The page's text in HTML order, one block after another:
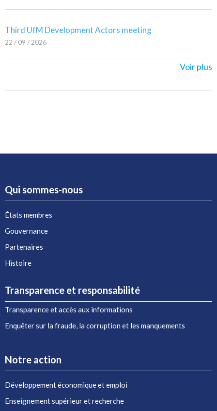
Third UfM Development Actors meeting
22 / 09 / 2026
Voir plus
Qui sommes-nous
États membres
Gouvernance
Partenaires
Histoire
Transparence et responsabilité
Transparence et accès aux informations
Enquêter sur la fraude, la corruption et les manquements
Notre action
Développement économique et emploi
Enseignement supérieur et recherche